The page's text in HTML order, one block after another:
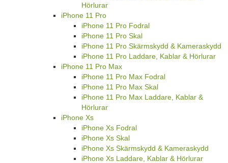
Hörlurar
iPhone 11 Pro
iPhone 11 Pro Fodral
iPhone 11 Pro Skal
iPhone 11 Pro Skärmskydd & Kameraskydd
iPhone 11 Pro Laddare, Kablar & Hörlurar
iPhone 11 Pro Max
iPhone 11 Pro Max Fodral
iPhone 11 Pro Max Skal
iPhone 11 Pro Max Laddare, Kablar &
Hörlurar
iPhone Xs
iPhone Xs Fodral
iPhone Xs Skal
iPhone Xs Skärmskydd & Kameraskydd
iPhone Xs Laddare, Kablar & Hörlurar